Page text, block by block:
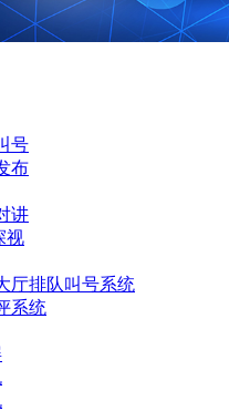
号
布
讲
视
厅排队叫号系统
系统